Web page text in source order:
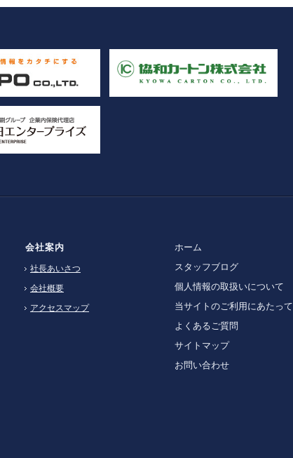
会社案内
社長あいさつ
会社概要
アクセスマップ
ホーム
スタッフブログ
個人情報の取扱いについて
当サイトのご利用にあたって
よくあるご質問
サイトマップ
お問い合わせ